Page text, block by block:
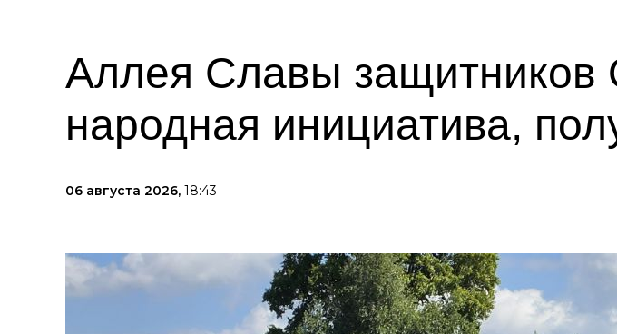
Аллея Славы защитников
народная инициатива,
06 августа 2026, 18:43